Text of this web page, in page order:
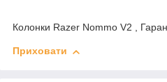
Колонки Razer Nommo V2 ,
Приховати